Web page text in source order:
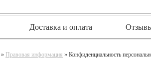
Доставка и оплата
» Правовая информация » Конфиденциальность